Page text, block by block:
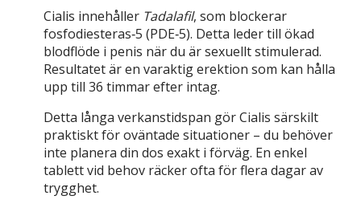
Cialis innehåller Tadalafil, som blockerar
fosfodiesteras‑5 (PDE‑5). Detta leder till ökad
blodflöde i penis när du är sexuellt stimulerad.
Resultatet är en varaktig erektion som kan hålla
upp till 36 timmar efter intag.
Detta långa verkanstidspan gör Cialis särskilt
praktiskt för oväntade situationer – du behöver
inte planera din dos exakt i förväg. En enkel
tablett vid behov räcker ofta för flera dagar av
trygghet.